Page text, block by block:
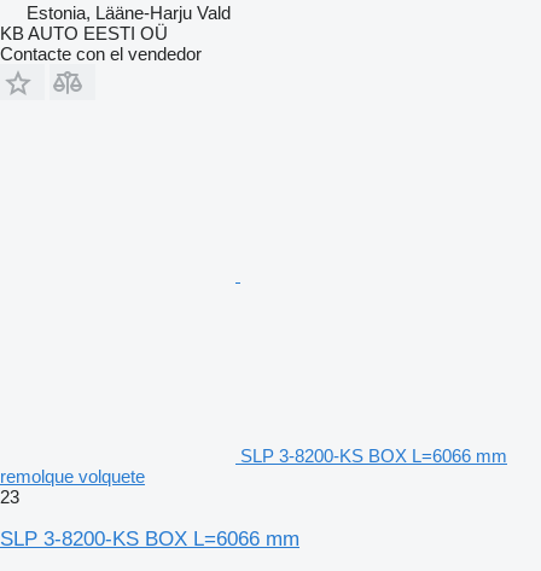
Estonia, Lääne-Harju Vald
KB AUTO EESTI OÜ
Contacte con el vendedor
SLP 3-8200-KS BOX L=6066 mm
remolque volquete
23
SLP 3-8200-KS BOX L=6066 mm